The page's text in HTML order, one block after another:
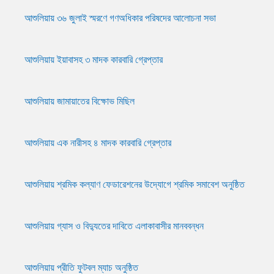
আশুলিয়ায় ৩৬ জুলাই স্মরণে গণঅধিকার পরিষদের আলোচনা সভা
আশুলিয়ায় ইয়াবাসহ ৩ মাদক কারবারি গ্রেপ্তার
আশুলিয়ায় জামায়াতের বিক্ষোভ মিছিল
আশুলিয়ায় এক নারীসহ ৪ মাদক কারবারি গ্রেপ্তার
আশুলিয়ায় শ্রমিক কল্যাণ ফেডারেশনের উদ্যোগে শ্রমিক সমাবেশ অনুষ্ঠিত
আশুলিয়ায় গ্যাস ও বিদ্যুতের দাবিতে এলাকাবাসীর মানববন্ধন
আশুলিয়ায় প্রীতি ফুটবল ম্যাচ অনুষ্ঠিত